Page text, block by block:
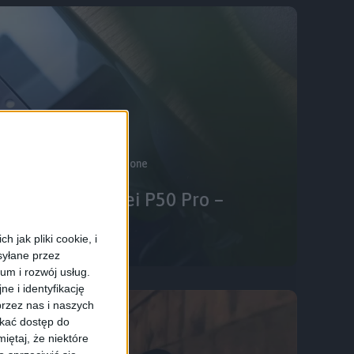
jak pliki cookie, i
przez
i rozwój usług.
i identyfikację
nas i naszych
dostęp do
że niektóre
Wyróżnione
bogato. Huawei P50 Pro –